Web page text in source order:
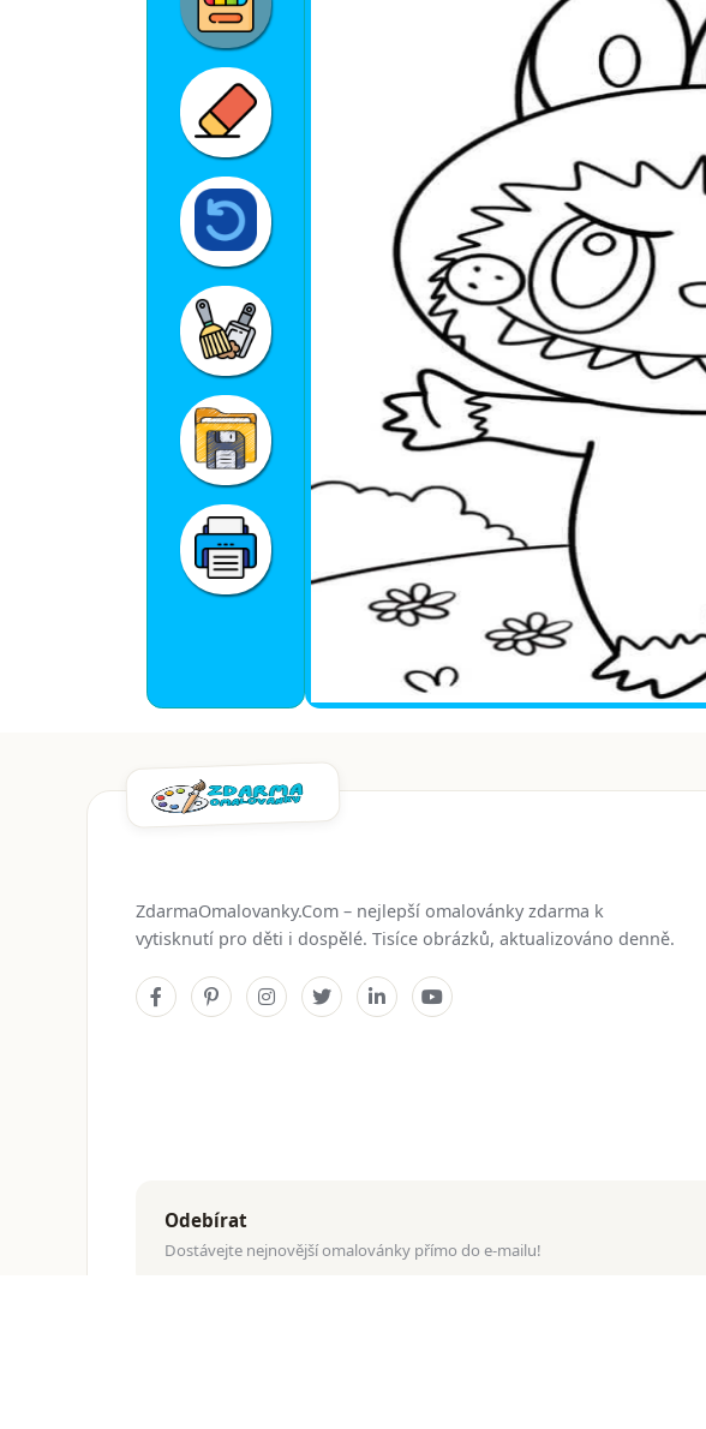
ZdarmaOmalovanky.Com – nejlepší omalovánky zdarma k
vytisknutí pro děti i dospělé. Tisíce obrázků, aktualizováno denně.
Odebírat
Dostávejte nejnovější omalovánky přímo do e-mailu!